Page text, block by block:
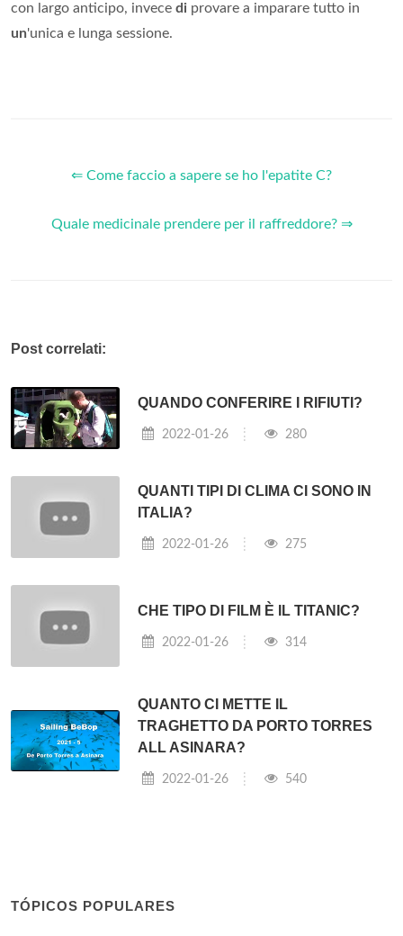
con largo anticipo, invece di provare a imparare tutto in
un'unica e lunga sessione.
⇐ Come faccio a sapere se ho l'epatite C?
Quale medicinale prendere per il raffreddore? ⇒
Post correlati:
QUANDO CONFERIRE I RIFIUTI?
2022-01-26 280
QUANTI TIPI DI CLIMA CI SONO IN
ITALIA?
2022-01-26 275
CHE TIPO DI FILM È IL TITANIC?
2022-01-26 314
QUANTO CI METTE IL
TRAGHETTO DA PORTO TORRES
ALL ASINARA?
2022-01-26 540
TÓPICOS POPULARES